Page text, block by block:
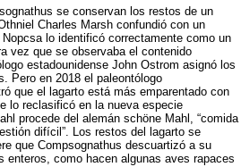
se conservan los restos de un
Charles Marsh confundió con un
lo identificó correctamente como un
vez que se observaba el contenido
estadounidense John Ostrom asignó los
Pero en 2018 el paleontólogo
que el lagarto está más emparentado con
lo reclasificó en la nueva especie
procede del alemán schöne Mahl, “comida
difícil”. Los restos del lagarto se
que Compsognathus descuartizó a su
como hacen algunas aves rapaces